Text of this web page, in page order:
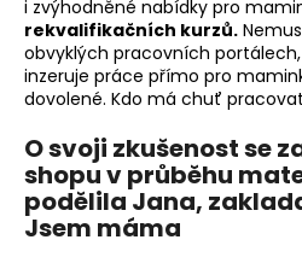
i zvýhodněné nabídky pro
rekvalifikačních kurzů.
obvyklých pracovních
inzeruje práce přímo pro
dovolené. Kdo má chuť
O svoji zkušenost se
shopu v průběhu
podělila Jana,
Jsem máma